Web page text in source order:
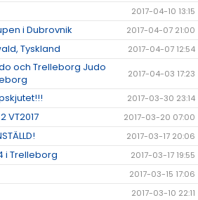
2017-04-10 13:15
i Dubrovnik 2017-04-07 21:00
Tyskland 2017-04-07 12:54
och Trelleborg Judo
2017-04-03 17:23
2017-03-30 23:14
VT2017 2017-03-20 07:00
2017-03-17 20:06
i Trelleborg 2017-03-17 19:55
2017-03-15 17:06
2017-03-10 22:11